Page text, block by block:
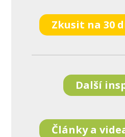
Zkusit na 30
Další
Články a